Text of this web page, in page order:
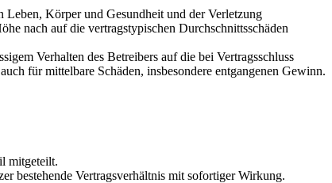
Leben, Körper und Gesundheit und der Verletzung
nach auf die vertragstypischen Durchschnittsschäden
Verhalten des Betreibers auf die bei Vertragsschluss
für mittelbare Schäden, insbesondere entgangenen Gewinn.
mitgeteilt.
bestehende Vertragsverhältnis mit sofortiger Wirkung.